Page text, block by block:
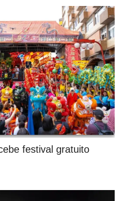
festival gratuito